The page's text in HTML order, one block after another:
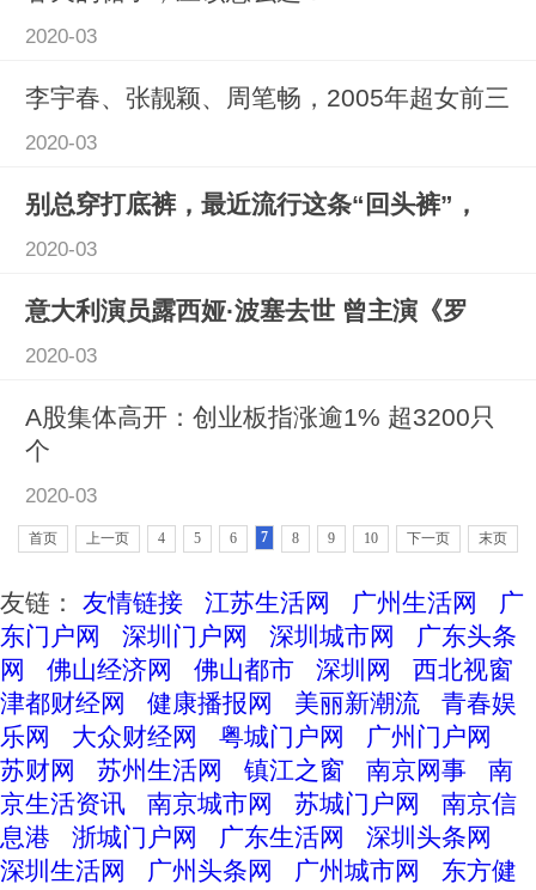
2020-03
李宇春、张靓颖、周笔畅，2005年超女前三
2020-03
别总穿打底裤，最近流行这条“回头裤”，
2020-03
意大利演员露西娅·波塞去世 曾主演《罗
2020-03
A股集体高开：创业板指涨逾1% 超3200只
个
2020-03
首页 上一页 4 5 6 7 8 9 10 下一页 末页
友链： 友情链接 江苏生活网 广州生活网
广
东门户网
深圳门户网 深圳城市网
广东头条
网
佛山经济网 佛山都市 深圳网
西北视窗
津都财经网
健康播报网 美丽新潮流
青春娱
乐网
大众财经网 粤城门户网
广州门户网
苏财网
苏州生活网 镇江之窗 南京网事
南
京生活资讯
南京城市网 苏城门户网
南京信
息港
浙城门户网 广东生活网
深圳头条网
深圳生活网
广州头条网 广州城市网
东方健